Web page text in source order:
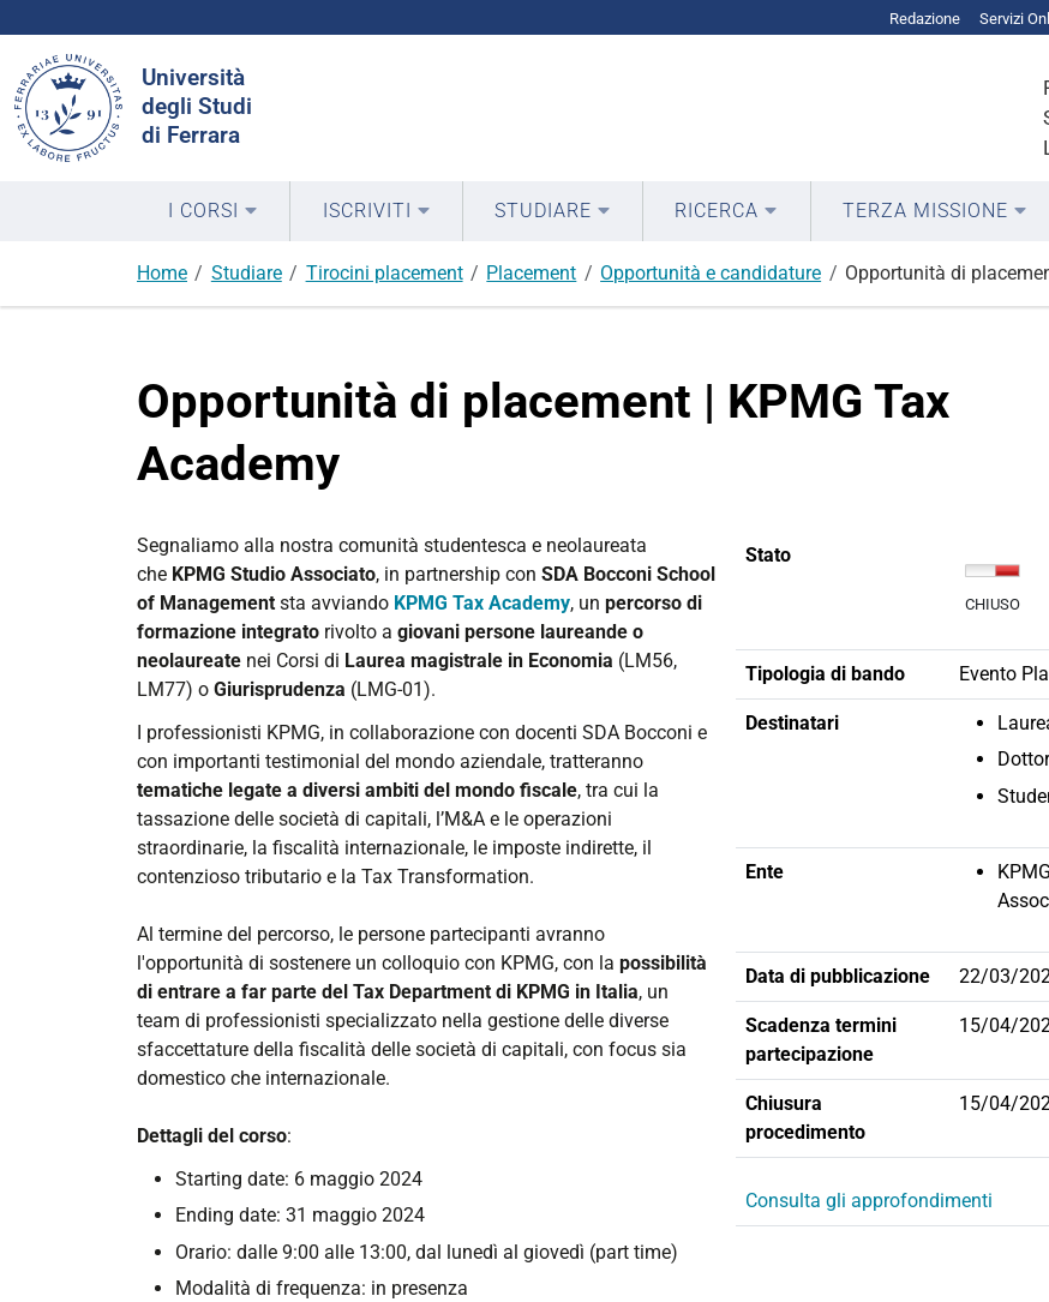
Redazione Servizi
Università
degli Studi
di Ferrara
nel
sito
I CORSI ISCRIVITI STUDIARE RICERCA TERZA MISSIONE
Home Studiare Tirocini placement Placement Opportunità e candidature Opportunità di
Opportunità di placement | KPMG Tax
Academy
Stato
CHIUSO
Tipologia di bando Evento
Destinatari
Ente
Data di pubblicazione 22/03/
Scadenza termini
partecipazione
15/04/
Chiusura
procedimento
15/04/
Consulta gli approfondimenti
Segnaliamo alla nostra comunità studentesca e neolaureata
che KPMG Studio Associato, in partnership con SDA Bocconi School
of Management sta avviando KPMG Tax Academy, un percorso di
formazione integrato rivolto a giovani persone laureande o
neolaureate nei Corsi di Laurea magistrale in Economia (LM56,
LM77) o Giurisprudenza (LMG-01).
I professionisti KPMG, in collaborazione con docenti SDA Bocconi e
con importanti testimonial del mondo aziendale, tratteranno
tematiche legate a diversi ambiti del mondo fiscale, tra cui la
tassazione delle società di capitali, l’M&A e le operazioni
straordinarie, la fiscalità internazionale, le imposte indirette, il
contenzioso tributario e la Tax Transformation.
Al termine del percorso, le persone partecipanti avranno
l'opportunità di sostenere un colloquio con KPMG, con la possibilità
di entrare a far parte del Tax Department di KPMG in Italia, un
team di professionisti specializzato nella gestione delle diverse
sfaccettature della fiscalità delle società di capitali, con focus sia
domestico che internazionale.
Dettagli del corso:
Starting date: 6 maggio 2024
Ending date: 31 maggio 2024
Orario: dalle 9:00 alle 13:00, dal lunedì al giovedì (part time)
Modalità di frequenza: in presenza